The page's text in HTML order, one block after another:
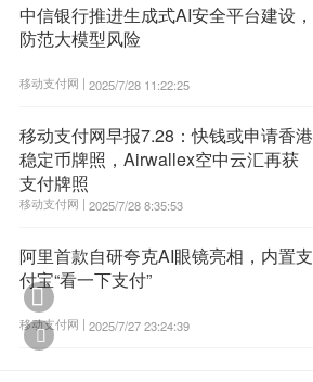
中信银行推进生成式AI安全平台建设，
防范大模型风险
移动支付网 | 2025/7/28 11:22:25
移动支付网早报7.28：快钱或申请香港
稳定币牌照，Airwallex空中云汇再获
支付牌照
移动支付网 | 2025/7/28 8:35:53
阿里首款自研夸克AI眼镜亮相，内置支
付宝“看一下支付”
移动支付网 | 2025/7/27 23:24:39

